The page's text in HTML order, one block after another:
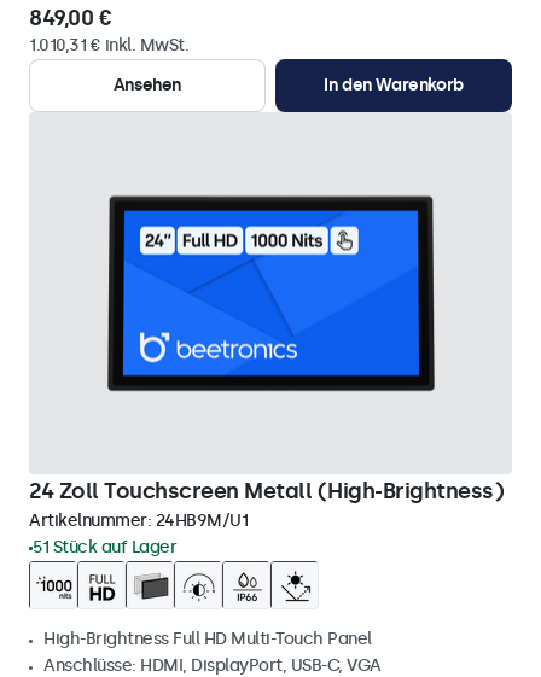
849,00 €
1.010,31 € inkl. MwSt.
Ansehen
In den Warenkorb
24 Zoll Touchscreen Metall (High-Brightness)
Artikelnummer: 24HB9M/U1
51 Stück auf Lager
High-Brightness Full HD Multi-Touch Panel
Anschlüsse: HDMI, DisplayPort, USB-C, VGA